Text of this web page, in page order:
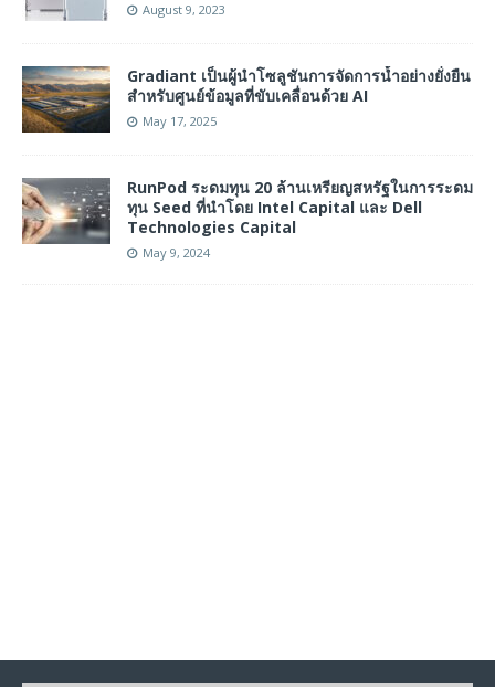
August 9, 2023
Gradiant เป็นผู้นำโซลูชันการจัดการน้ำอย่างยั่งยืน
สำหรับศูนย์ข้อมูลที่ขับเคลื่อนด้วย AI
May 17, 2025
RunPod ระดมทุน 20 ล้านเหรียญสหรัฐในการระดม
ทุน Seed ที่นําโดย Intel Capital และ Dell
Technologies Capital
May 9, 2024